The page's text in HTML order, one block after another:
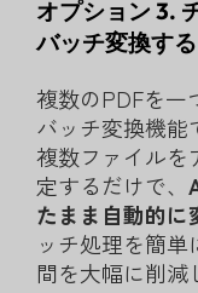
オプション 3.
バッチ変換する
複数のPDFを一
バッチ変換機能
複数ファイルを
定するだけで、
たまま自動的に
ッチ処理を簡
間を大幅に削減